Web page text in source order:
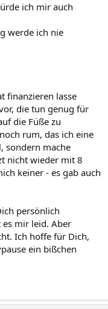
ich mir auch
werde ich nie
finanzieren lasse
die tun genug für
die Füße zu
rum, das ich eine
sondern mache
nicht wieder mit 8
keiner - es gab auch
persönlich
es mir leid. Aber
Ich hoffe für Dich,
ein bißchen